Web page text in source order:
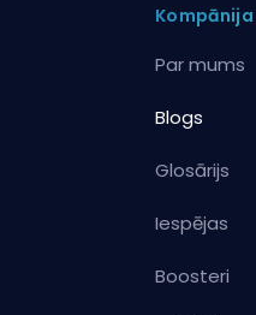
Kompānija
Par mums
Blogs
Glosārijs
Iespējas
Boosteri